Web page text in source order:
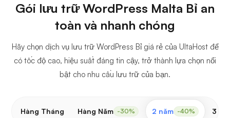
Gói lưu trữ WordPress Malta Bỉ an
toàn và nhanh chóng
Hãy chọn dịch vụ lưu trữ WordPress Bỉ giá rẻ của UltaHost để
có tốc độ cao, hiệu suất đáng tin cậy, trở thành lựa chọn nổi
bật cho nhu cầu lưu trữ của bạn.
Hàng Tháng Hàng Năm -30% 2 năm -40% 3